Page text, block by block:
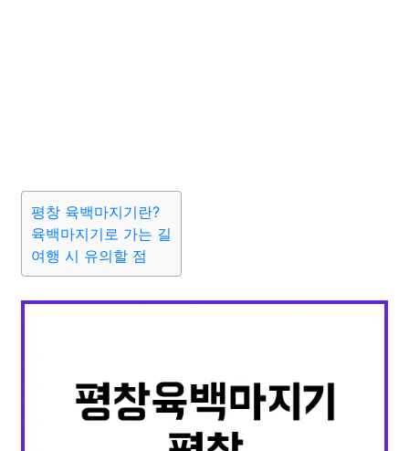
평창 육백마지기란?
육백마지기로 가는 길
여행 시 유의할 점